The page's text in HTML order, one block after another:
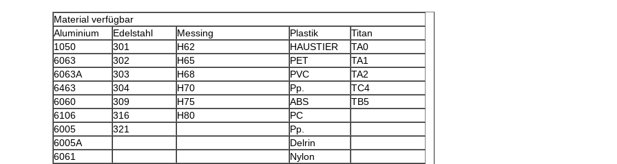
Material verfügbar
Aluminium
Edelstahl Messing Plastik
Titan
1050
301 H62 HAUSTIER
TA0
6063
302 H65 PET
TA1
6063A
303 H68 PVC
TA2
6463
304 H70 Pp.
TC4
6060
309 H75 ABS
TB5
6106
316 H80
PC
6005
321
Pp.
6005A
Delrin
6061
Nylon